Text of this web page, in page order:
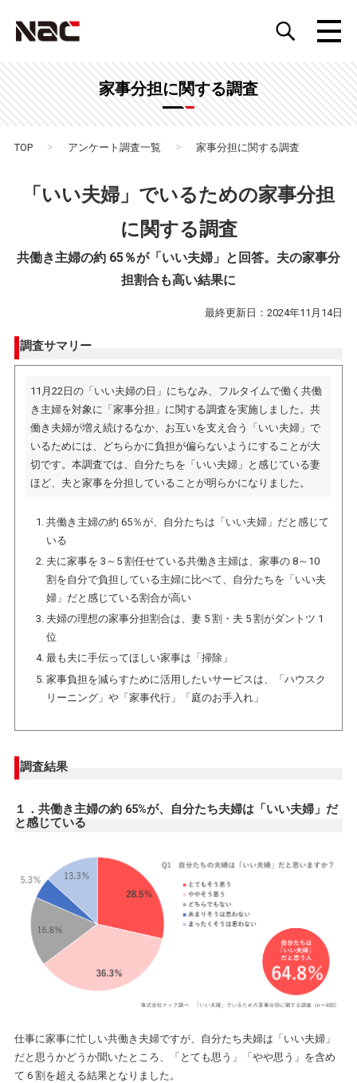
家事分担に関する調査
TOP > アンケート調査一覧 > 家事分担に関する調査
「いい夫婦」でいるための家事分担
に関する調査
共働き主婦の約 65％が「いい夫婦」と回答。夫の家事分
担割合も高い結果に
最終更新日：2024年11月14日
調査サマリー
11月22日の「いい夫婦の日」にちなみ、フルタイムで働く共働
き主婦を対象に「家事分担」に関する調査を実施しました。共
働き夫婦が増え続けるなか、お互いを支え合う「いい夫婦」で
いるためには、どちらかに負担が偏らないようにすることが大
切です。本調査では、自分たちを「いい夫婦」と感じている妻
ほど、夫と家事を分担していることが明らかになりました。
共働き主婦の約 65％が、自分たちは「いい夫婦」だと感じて
いる
夫に家事を 3～5 割任せている共働き主婦は、家事の 8～10
割を自分で負担している主婦に比べて、自分たちを「いい夫
婦」だと感じている割合が高い
夫婦の理想の家事分担割合は、妻 5 割・夫 5 割がダントツ 1
位
最も夫に手伝ってほしい家事は「掃除」
家事負担を減らすために活用したいサービスは、「ハウスク
リーニング」や「家事代行」「庭のお手入れ」
調査結果
１．共働き主婦の約 65%が、自分たち夫婦は「いい夫婦」だ
と感じている
仕事に家事に忙しい共働き夫婦ですが、自分たち夫婦は「いい夫婦」
だと思うかどうか聞いたところ、「とても思う」「やや思う」を含め
て 6 割を超える結果となりました。